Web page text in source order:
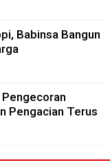
Babinsa Bangun
Pengacian Terus